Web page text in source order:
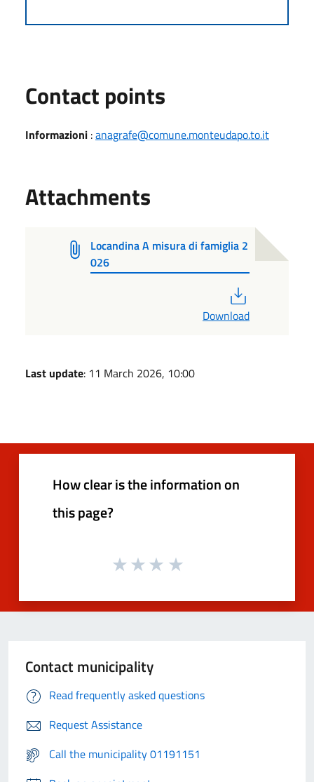
Contact points
Informazioni :anagrafe@comune.monteudapo.to.it
Attachments
Locandina A misura di famiglia 2
026
Download
Last update: 11 March 2026, 10:00
How clear is the information on
this page?
Contact municipality
Read frequently asked questions
Request Assistance
Call the municipality 01191151